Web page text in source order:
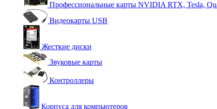
Профессиональные карты NVIDIA RTX, Tesla,
Видеокарты USB
Жесткие диски
Звуковые карты
Контроллеры
Корпуса для компьютеров